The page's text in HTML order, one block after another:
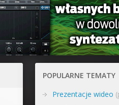
Newsletter
Materiały dla mediów
Archiwum aktualności
POPULARNE TEMATY
Prezentacje wideo